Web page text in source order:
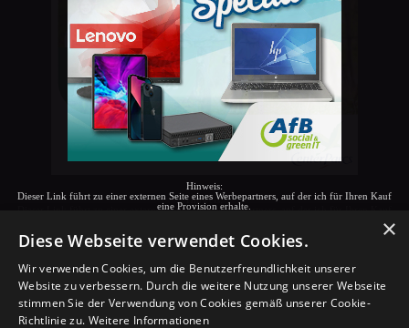
Hinweis:
Dieser Link führt zu einer externen Seite eines Werbepartners, auf der ich für Ihren Kauf
eine Provision erhalte.
Hinweis:
Dieser Link führt zu einer externen Seite eines Werbepartners, auf der ich für Ihren Kauf
×
Diese Webseite verwendet Cookies.
Wir verwenden Cookies, um die Benutzerfreundlichkeit unserer
Website zu verbessern. Durch die weitere Nutzung unserer Webseite
stimmen Sie der Verwendung von Cookies gemäß unserer Cookie-
Richtlinie zu. Weitere Informationen